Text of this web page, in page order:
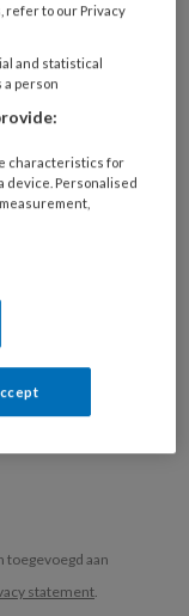
toegevoegd aan
statement.
refer to our Privacy
and statistical
a person
characteristics for
device. Personalised